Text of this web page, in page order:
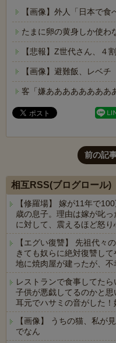
【画像】外人「日本で
たまに卵の黄身しか使わ
【悲報】Z世代さん、４
【画像】避難飯、レベチ
客「嫌ああああああああ
前の記
相互RSS(ブログロール)
【修羅場】 嫁が11年で
歳の息子。理由は嫁が叱
に対して、震えるほど怒り
【エグい復讐】 先祖代々
きても奴らに絶対復讐し
地に焼肉屋が建ったが、不
レストランで食事してた
子供が悪戯してるのかと
耳元でハサミの音がした
【画像】 うちの猫、私が
でなん